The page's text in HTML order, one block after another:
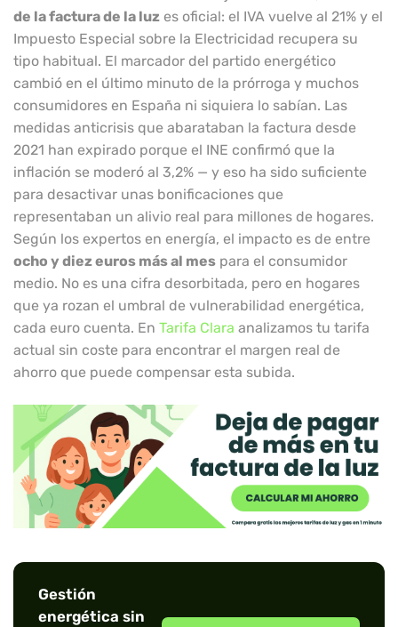
de la factura de la luz es oficial: el IVA vuelve al 21% y el
Impuesto Especial sobre la Electricidad recupera su
tipo habitual. El marcador del partido energético
cambió en el último minuto de la prórroga y muchos
consumidores en España ni siquiera lo sabían. Las
medidas anticrisis que abarataban la factura desde
2021 han expirado porque el INE confirmó que la
inflación se moderó al 3,2% — y eso ha sido suficiente
para desactivar unas bonificaciones que
representaban un alivio real para millones de hogares.
Según los expertos en energía, el impacto es de entre
ocho y diez euros más al mes para el consumidor
medio. No es una cifra desorbitada, pero en hogares
que ya rozan el umbral de vulnerabilidad energética,
cada euro cuenta. En Tarifa Clara analizamos tu tarifa
actual sin coste para encontrar el margen real de
ahorro que puede compensar esta subida.
Gestión
energética sin